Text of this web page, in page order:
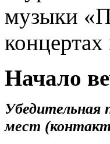
музыки
Начало
Убедительная
мест